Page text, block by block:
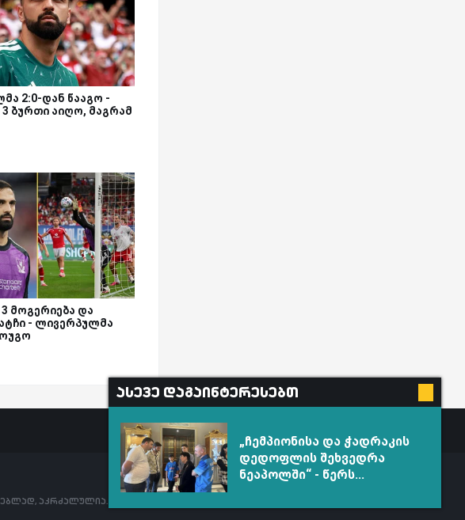
2:0-დან წააგო -
ბურთი აიღო, მაგრამ
მოგერიება და
- ლივერპულმა
ასევე დაგაინტერესებთ
„ჩემპიონისა და ჭადრაკის
დედოფლის შეხვედრა
ნეაპოლში“ - წერს...
აკრძალულია.